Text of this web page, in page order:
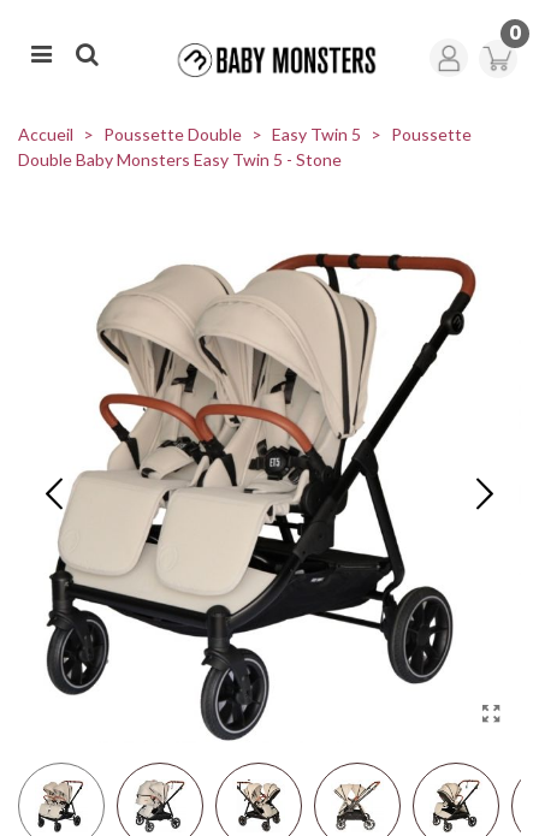
0
Accueil > Poussette Double > Easy Twin 5 > Poussette
Double Baby Monsters Easy Twin 5 - Stone